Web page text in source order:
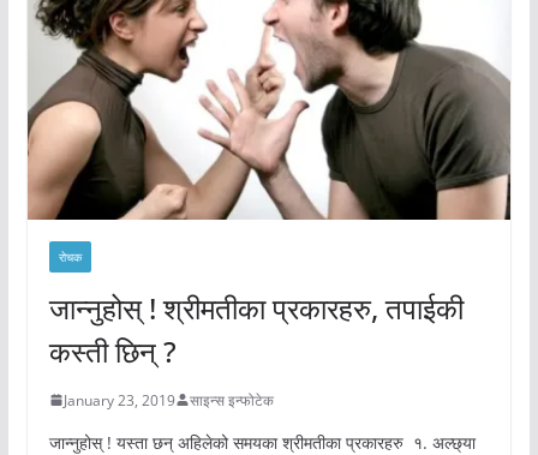
रोचक
जान्नुहोस् ! श्रीमतीका प्रकारहरु, तपाईकी
कस्ती छिन् ?
January 23, 2019 साइन्स इन्फोटेक
जान्नुहोस् ! यस्ता छन् अहिलेको समयका श्रीमतीका प्रकारहरु १. अल्छ्या